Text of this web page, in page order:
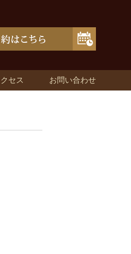
セス お問い合わせ